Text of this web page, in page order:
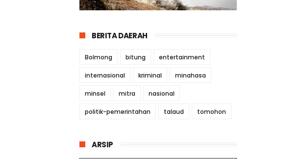
BERITA DAERAH
Bolmong bitung entertainment
internasional kriminal minahasa
minsel mitra nasional
politik-pemerintahan talaud tomohon
ARSIP